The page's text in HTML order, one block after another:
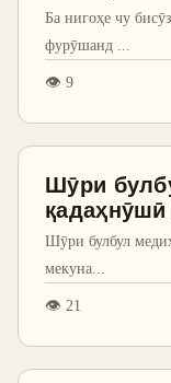
Ба нигоҳе чу
фурӯшанд
👁 9
Шӯри
Шӯри булбул
мекуна
👁 21